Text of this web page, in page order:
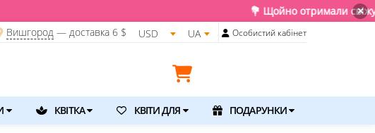
💐 Щойно отримали свіжу поставку. Подаруйте квіти та×
Вишгород— доставка 6 $ USD UA Особистий кабінет
КВІТКА КВІТИ ДЛЯ ПОДАРУНКИ